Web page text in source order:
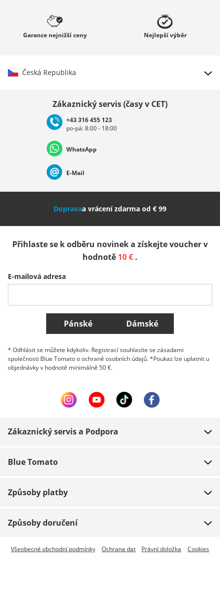
Garance nejnižší ceny Nejlepšívýběr
Česká Republika
Deutschland Österreich
Nederland Italia (Italiano) Italien (Deutsch)
Slovenija
Belgique (Français) Danmark Norge
Všechny země
Zákaznický servis (časy v CET)
+43 316 455 123
po-pá: 8:00 - 18:00
WhatsApp
E-Mail
Dopravaa vrácení zdarma od € 99
Přihlaste se k odběru novinek a získejte voucher v
hodnotě 10 € .
E-mailová adresa
Pánské Dámské
* Odhlásit se můžete kdykoliv. Registrací souhlasíte se zásadami
společnosti Blue Tomato o ochraně osobních údajů. *Poukaz lze uplatnit u
objednávky v hodnotě minimálně 50 €.
Zákaznický servis a Podpora
Platba
Navrácení zboží
Sledování zásilky
Blue Tomato
Práce
Blue World
Způsoby platby
Způsoby doručení
Expresní doručení je dostupné
Všeobecné obchodní podmínky Ochrana dat Právní doložka Cookies